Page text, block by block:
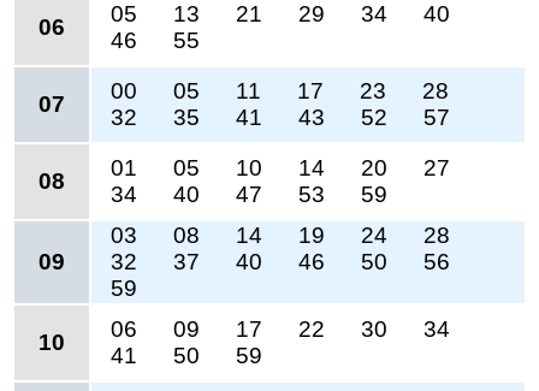
06
05 13 21 29 34
40
46
55
07
00 05 11 17 23
28
32
35 41 43 52 57
08
01 05 10 14 20
27
34
40 47 53 59
09
03 08 14 19 24
28
32
37 40 46 50
56
59
10
06 09 17 22 30
34
41
50 59